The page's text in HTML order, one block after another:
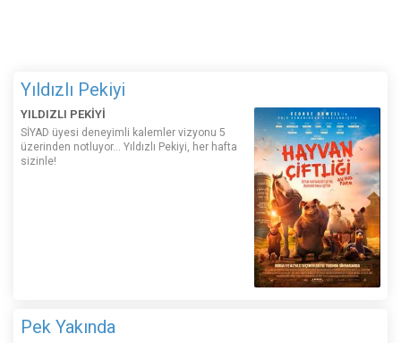
Yıldızlı Pekiyi
YILDIZLI PEKİYİ
SİYAD üyesi deneyimli kalemler vizyonu 5
üzerinden notluyor... Yıldızlı Pekiyi, her hafta
sizinle!
Pek Yakında